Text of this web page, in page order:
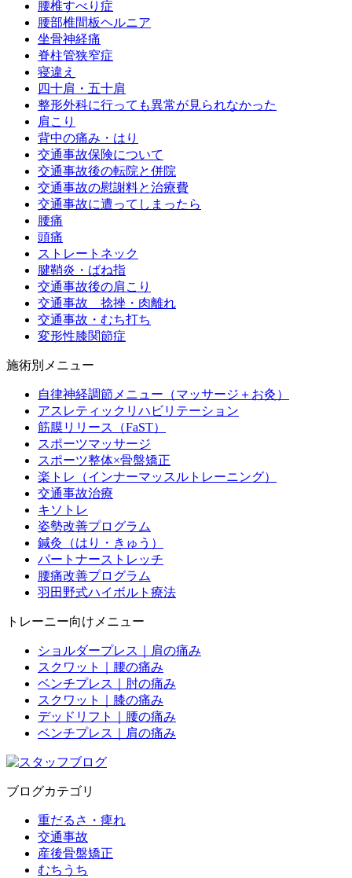
腰椎すべり症
腰部椎間板ヘルニア
坐骨神経痛
脊柱管狭窄症
寝違え
四十肩・五十肩
整形外科に行っても異常が見られなかった
肩こり
背中の痛み・はり
交通事故保険について
交通事故後の転院と併院
交通事故の慰謝料と治療費
交通事故に遭ってしまったら
腰痛
頭痛
ストレートネック
腱鞘炎・ばね指
交通事故後の肩こり
交通事故 捻挫・肉離れ
交通事故・むち打ち
変形性膝関節症
施術別メニュー
自律神経調節メニュー（マッサージ＋お灸）
アスレティックリハビリテーション
筋膜リリース（FaST）
スポーツマッサージ
スポーツ整体×骨盤矯正
楽トレ（インナーマッスルトレーニング）
交通事故治療
キソトレ
姿勢改善プログラム
鍼灸（はり・きゅう）
パートナーストレッチ
腰痛改善プログラム
羽田野式ハイボルト療法
トレーニー向けメニュー
ショルダープレス｜肩の痛み
スクワット｜腰の痛み
ベンチプレス｜肘の痛み
スクワット｜膝の痛み
デッドリフト｜腰の痛み
ベンチプレス｜肩の痛み
ブログカテゴリ
重だるさ・痺れ
交通事故
産後骨盤矯正
むちうち